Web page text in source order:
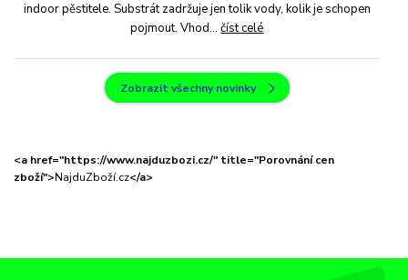
indoor pěstitele. Substrát zadržuje jen tolik vody, kolik je schopen
pojmout. Vhod...číst celé
Zobrazit všechny novinky
<a href="https://www.najduzbozi.cz/" title="Porovnání cen
zboží">NajduZboží.cz</a>